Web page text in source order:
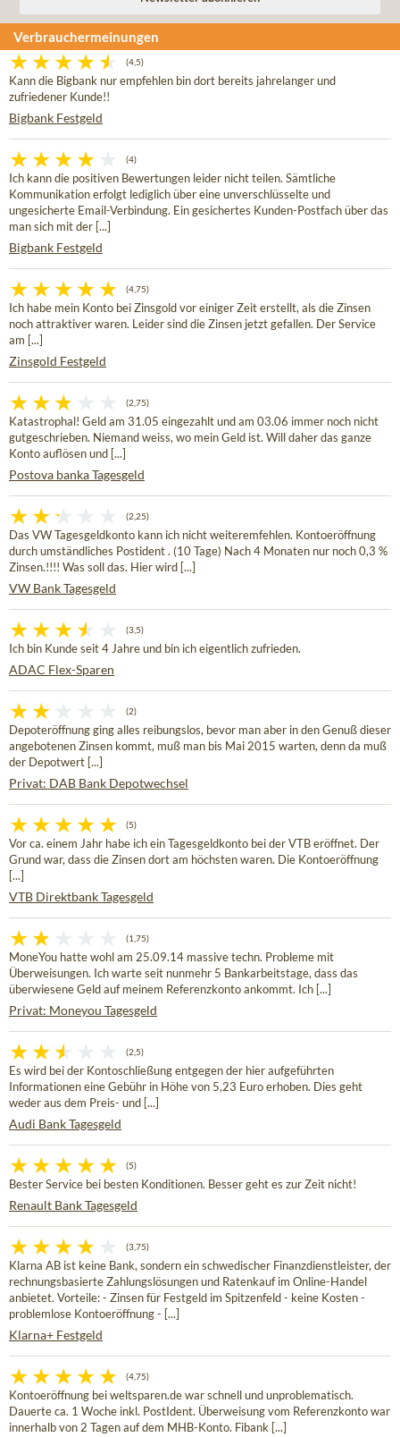
Verbrauchermeinungen
(4,5)
Kann die Bigbank nur empfehlen bin dort bereits jahrelanger und
zufriedener Kunde!!
Bigbank Festgeld
(4)
Ich kann die positiven Bewertungen leider nicht teilen. Sämtliche
Kommunikation erfolgt lediglich über eine unverschlüsselte und
ungesicherte Email-Verbindung. Ein gesichertes Kunden-Postfach über das
man sich mit der [...]
Bigbank Festgeld
(4,75)
Ich habe mein Konto bei Zinsgold vor einiger Zeit erstellt, als die Zinsen
noch attraktiver waren. Leider sind die Zinsen jetzt gefallen. Der Service
am [...]
Zinsgold Festgeld
(2,75)
Katastrophal! Geld am 31.05 eingezahlt und am 03.06 immer noch nicht
gutgeschrieben. Niemand weiss, wo mein Geld ist. Will daher das ganze
Konto auflösen und [...]
Postova banka Tagesgeld
(2,25)
Das VW Tagesgeldkonto kann ich nicht weiteremfehlen. Kontoeröffnung
durch umständliches Postident . (10 Tage) Nach 4 Monaten nur noch 0,3 %
Zinsen.!!!! Was soll das. Hier wird [...]
VW Bank Tagesgeld
(3,5)
Ich bin Kunde seit 4 Jahre und bin ich eigentlich zufrieden.
ADAC Flex-Sparen
(2)
Depoteröffnung ging alles reibungslos, bevor man aber in den Genuß dieser
angebotenen Zinsen kommt, muß man bis Mai 2015 warten, denn da muß
der Depotwert [...]
Privat: DAB Bank Depotwechsel
(5)
Vor ca. einem Jahr habe ich ein Tagesgeldkonto bei der VTB eröffnet. Der
Grund war, dass die Zinsen dort am höchsten waren. Die Kontoeröffnung
[...]
VTB Direktbank Tagesgeld
(1,75)
MoneYou hatte wohl am 25.09.14 massive techn. Probleme mit
Überweisungen. Ich warte seit nunmehr 5 Bankarbeitstage, dass das
überwiesene Geld auf meinem Referenzkonto ankommt. Ich [...]
Privat: Moneyou Tagesgeld
(2,5)
Es wird bei der Kontoschließung entgegen der hier aufgeführten
Informationen eine Gebühr in Höhe von 5,23 Euro erhoben. Dies geht
weder aus dem Preis- und [...]
Audi Bank Tagesgeld
(5)
Bester Service bei besten Konditionen. Besser geht es zur Zeit nicht!
Renault Bank Tagesgeld
(3,75)
Klarna AB ist keine Bank, sondern ein schwedischer Finanzdienstleister, der
rechnungsbasierte Zahlungslösungen und Ratenkauf im Online-Handel
anbietet. Vorteile: - Zinsen für Festgeld im Spitzenfeld - keine Kosten -
problemlose Kontoeröffnung - [...]
Klarna+ Festgeld
(4,75)
Kontoeröffnung bei weltsparen.de war schnell und unproblematisch.
Dauerte ca. 1 Woche inkl. PostIdent. Überweisung vom Referenzkonto war
innerhalb von 2 Tagen auf dem MHB-Konto. Fibank [...]